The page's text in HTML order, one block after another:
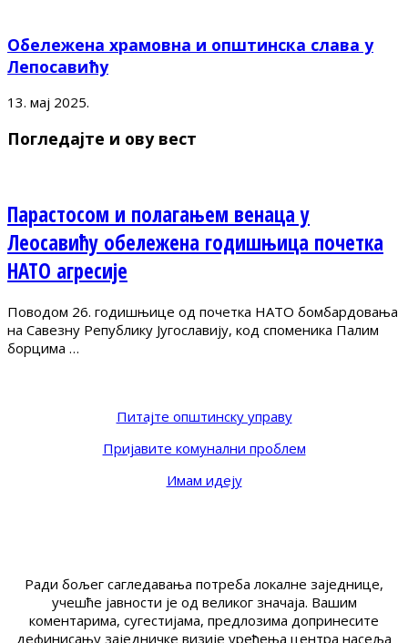
Обележена храмовна и општинска слава у
Лепосавићу
13. мај 2025.
Погледајте и ову вест
Парастосом и полагањем венаца у
Леосавићу обележена годишњица почетка
НАТО агресије
Поводом 26. годишњице од почетка НАТО бомбардовања
на Савезну Републику Југославију, код споменика Палим
борцима …
Питајте општинску управу
Пријавите комунални проблем
Имам идеју
Ради бољег сагледавања потреба локалне заједнице,
учешће јавности је од великог значаја. Вашим
коментарима, сугестијама, предлозима допринесите
дефинисању заједничке визије уређења центра насеља